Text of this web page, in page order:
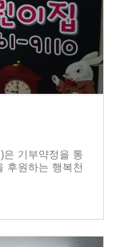
은 기부약정을 통
후원하는 행복천